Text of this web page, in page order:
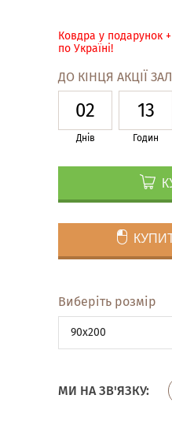
Ковдра у подарунок
по Україні!
ДО КІНЦЯ АКЦІЇ
02
Днів
13
Годин
Виберіть розмір
90x200
МИ НА ЗВ'ЯЗКУ: